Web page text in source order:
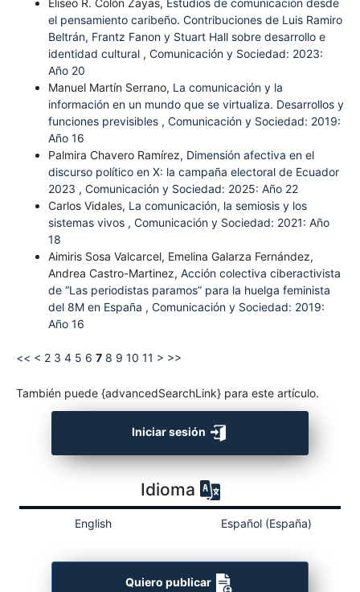
el pensamiento caribeño. Contribuciones de Luis Ramiro
Beltrán, Frantz Fanon y Stuart Hall sobre desarrollo e
identidad cultural , Comunicación y Sociedad: 2023:
Año 20
Manuel Martín Serrano, La comunicación y la
información en un mundo que se virtualiza. Desarrollos y
funciones previsibles , Comunicación y Sociedad: 2019:
Año 16
Palmira Chavero Ramírez, Dimensión afectiva en el
discurso político en X: la campaña electoral de Ecuador
2023 , Comunicación y Sociedad: 2025: Año 22
Carlos Vidales, La comunicación, la semiosis y los
sistemas vivos , Comunicación y Sociedad: 2021: Año
18
Aimiris Sosa Valcarcel, Emelina Galarza Fernández,
Andrea Castro-Martinez, Acción colectiva ciberactivista
de “Las periodistas paramos” para la huelga feminista
del 8M en España , Comunicación y Sociedad: 2019:
Año 16
<< < 2 3 4 5 6 7 8 9 10 11 > >>
También puede {advancedSearchLink} para este artículo.
Iniciar sesión
Idioma
English Español (España)
Quiero publicar